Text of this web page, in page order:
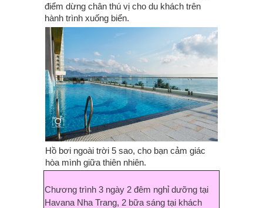
điểm dừng chân thú vị cho du khách trên
hành trình xuống biển.
Hồ bơi ngoài trời 5 sao, cho bạn cảm giác
hòa mình giữa thiên nhiên.
Chương trình 3 ngày 2 đêm nghỉ dưỡng tại
Havana Nha Trang, 2 bữa sáng tại khách